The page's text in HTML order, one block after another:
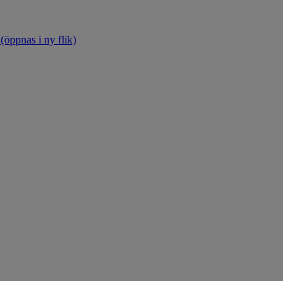
(öppnas i ny flik)